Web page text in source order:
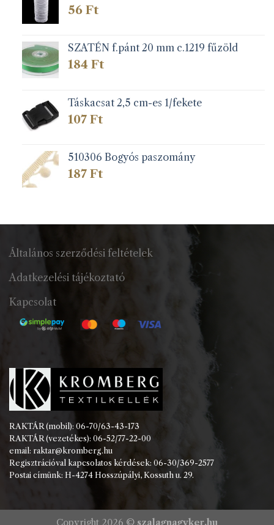
56 Ft
SZATÉN f.pánt 20 mm c.1219 fűzöld
184 Ft
Táskacsat 2,5 cm-es 1/fekete
107 Ft
510306 Bogyós paszomány
187 Ft
Általános szerződési feltételek
Adatkezelési tájékoztató
Kapcsolat
RAKTÁR (mobil): 06-70/63-43-173
RAKTÁR (vezetékes): 06-52/77-22-00
email: raktar@kromberg.hu
Regisztrációval kapcsolatos kérdések: 06-30/369-2577
Postai címünk: H-4274 Hosszúpályi, Kossuth u. 29.
Copyright 2026 © szalagnagyker.hu